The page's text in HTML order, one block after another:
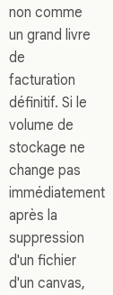
non comme
un grand livre
de
facturation
définitif. Si le
volume de
stockage ne
change pas
immédiatement
après la
suppression
d'un fichier
d'un canvas,